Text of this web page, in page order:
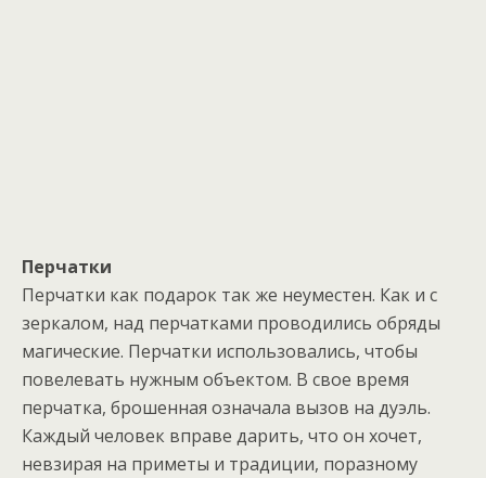
Перчатки
Перчатки как подарок так же неуместен. Как и с
зеркалом, над перчатками проводились обряды
магические. Перчатки использовались, чтобы
повелевать нужным объектом. В свое время
перчатка, брошенная означала вызов на дуэль.
Каждый человек вправе дарить, что он хочет,
невзирая на приметы и традиции, поразному